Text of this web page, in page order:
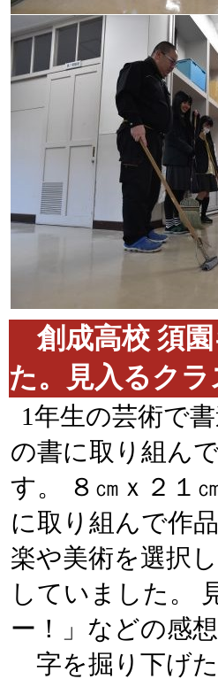
創成高校 須園
た。見入る
1年生の芸術で
の書に取り組ん
す。 ８㎝ｘ２１
に取り組んで作
楽や美術を選択
していました。
ー！」などの感
字を掘り下げ